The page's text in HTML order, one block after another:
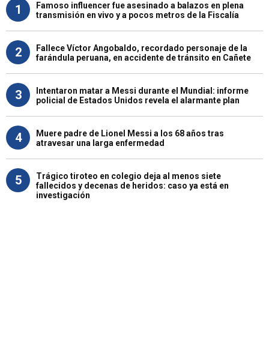
1
Famoso influencer fue asesinado a balazos en plena
transmisión en vivo y a pocos metros de la Fiscalía
2
Fallece Víctor Angobaldo, recordado personaje de la
farándula peruana, en accidente de tránsito en Cañete
3
Intentaron matar a Messi durante el Mundial: informe
policial de Estados Unidos revela el alarmante plan
4
Muere padre de Lionel Messi a los 68 años tras
atravesar una larga enfermedad
5
Trágico tiroteo en colegio deja al menos siete
fallecidos y decenas de heridos: caso ya está en
investigación